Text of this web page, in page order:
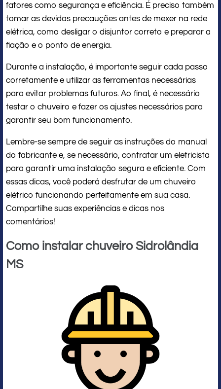
fatores como segurança e eficiência. É preciso também
tomar as devidas precauções antes de mexer na rede
elétrica, como desligar o disjuntor correto e preparar a
fiação e o ponto de energia.
Durante a instalação, é importante seguir cada passo
corretamente e utilizar as ferramentas necessárias
para evitar problemas futuros. Ao final, é necessário
testar o chuveiro e fazer os ajustes necessários para
garantir seu bom funcionamento.
Lembre-se sempre de seguir as instruções do manual
do fabricante e, se necessário, contratar um eletricista
para garantir uma instalação segura e eficiente. Com
essas dicas, você poderá desfrutar de um chuveiro
elétrico funcionando perfeitamente em sua casa.
Compartilhe suas experiências e dicas nos
comentários!
Como instalar chuveiro Sidrolândia
MS